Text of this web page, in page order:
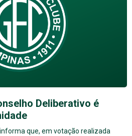
Deliberativo é
que, em votação realizada